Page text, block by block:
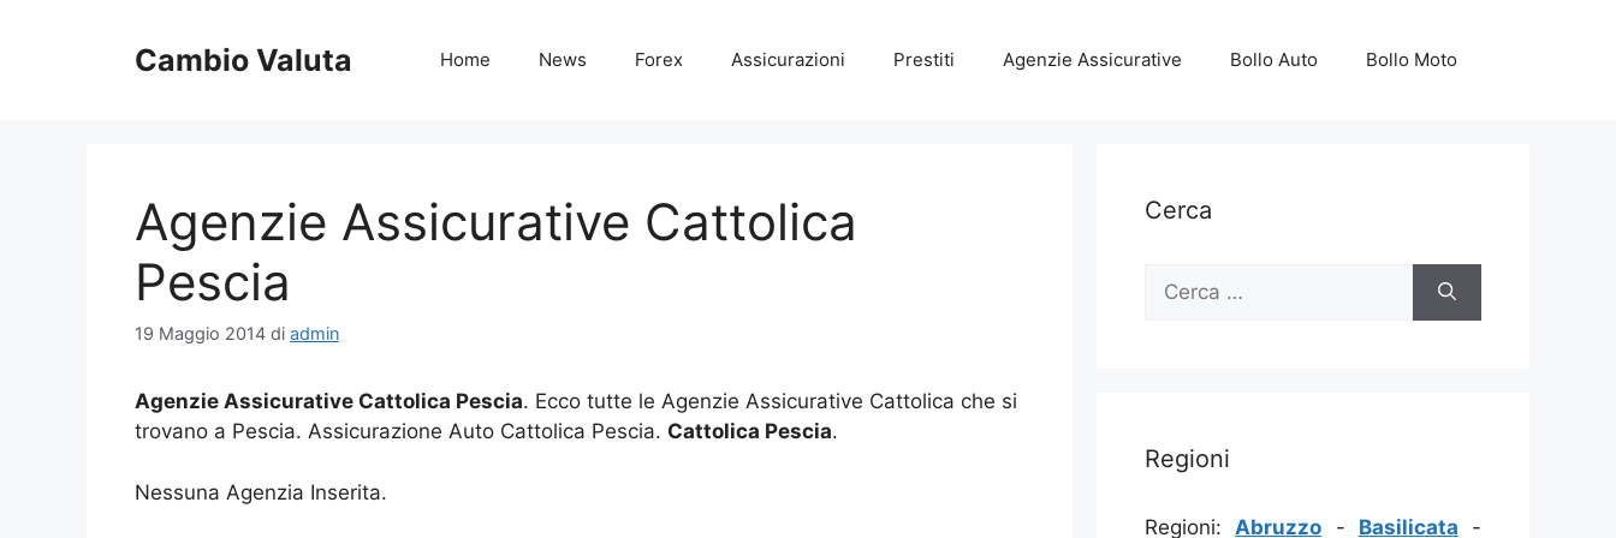
Cambio Valuta Home News Forex Assicurazioni Prestiti Agenzie Assicurative Bollo Auto Bollo Moto
Agenzie Assicurative Cattolica
Pescia
19 Maggio 2014 di admin
Agenzie Assicurative Cattolica Pescia. Ecco tutte le Agenzie Assicurative Cattolica che si
trovano a Pescia. Assicurazione Auto Cattolica Pescia. Cattolica Pescia.
Nessuna Agenzia Inserita.
Cerca
Ricerca
Regioni
Regioni:Abruzzo - Basilicata -